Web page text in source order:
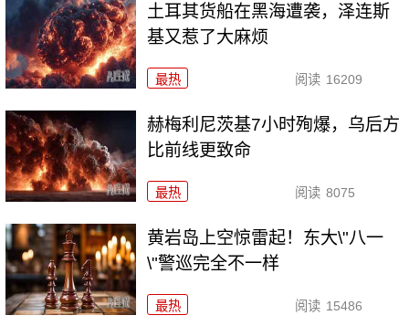
土耳其货船在黑海遭袭，泽连斯
基又惹了大麻烦
最热 阅读 16209
赫梅利尼茨基7小时殉爆，乌后方
比前线更致命
最热 阅读 8075
黄岩岛上空惊雷起！东大\"八一
\"警巡完全不一样
最热 阅读 15486